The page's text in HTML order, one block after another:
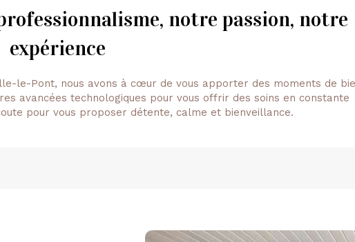
notre passion, notre
expérience
le-Pont, nous avons à cœur de vous apporter des moments de
avancées technologiques pour vous offrir des soins en constante
pour vous proposer détente, calme et bienveillance.